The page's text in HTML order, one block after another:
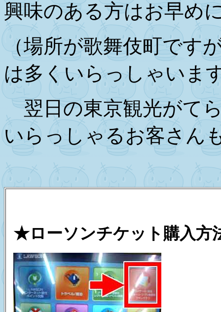
興味のある方はお早め
（場所が歌舞伎町です
は多くいらっしゃいま
翌日の東京観光がて
いらっしゃるお客さん
★ローソンチケット購入方